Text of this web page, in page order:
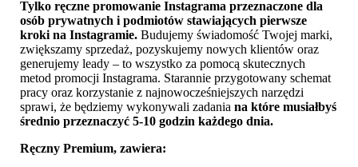
Tylko ręczne promowanie Instagrama przeznaczone dla
osób prywatnych i podmiotów stawiających pierwsze
kroki na Instagramie. Budujemy świadomość Twojej marki,
zwiększamy sprzedaż, pozyskujemy nowych klientów oraz
generujemy leady – to wszystko za pomocą skutecznych
metod promocji Instagrama. Starannie przygotowany schemat
pracy oraz korzystanie z najnowocześniejszych narzędzi
sprawi, że będziemy wykonywali zadania na które musiałbyś
średnio przeznaczyć 5-10 godzin każdego dnia.
Ręczny Premium, zawiera: